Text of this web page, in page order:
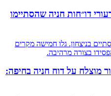
דו״חות חניה שהסתיימו
בניצחון. גלו חמישה מקרים
בצורה מרהיבה.
מוצלח על דוח חניה בחיפה: